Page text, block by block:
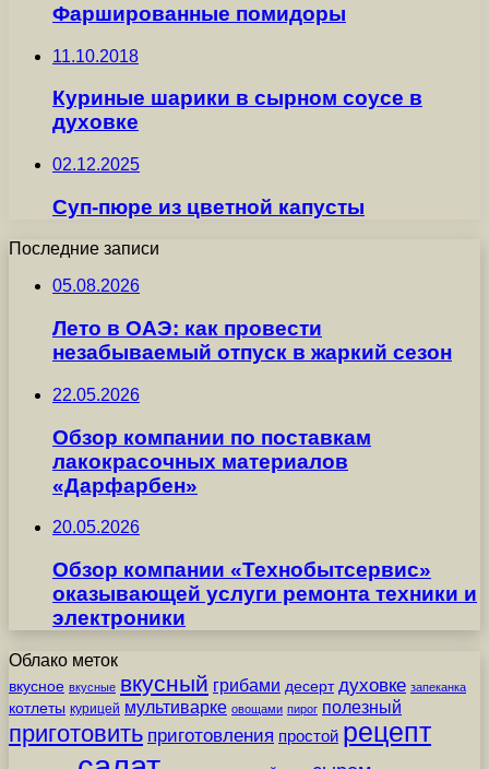
Фаршированные помидоры
11.10.2018
Куриные шарики в сырном соусе в
духовке
02.12.2025
Суп-пюре из цветной капусты
Последние записи
05.08.2026
Лето в ОАЭ: как провести
незабываемый отпуск в жаркий сезон
22.05.2026
Обзор компании по поставкам
лакокрасочных материалов
«Дарфарбен»
20.05.2026
Обзор компании «Технобытсервис»
оказывающей услуги ремонта техники и
электроники
Облако меток
вкусное вкусные вкусный грибами десерт духовке запеканка
котлеты курицей мультиварке овощами пирог полезный
приготовить приготовления простой рецепт